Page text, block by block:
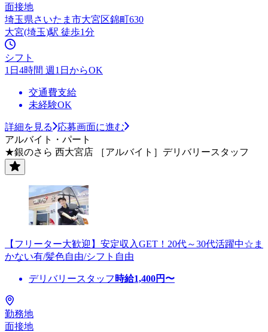
面接地
埼玉県さいたま市大宮区錦町630
大宮(埼玉)駅 徒歩1分
シフト
1日4時間 週1日からOK
交通費支給
未経験OK
詳細を見る
応募画面に進む
アルバイト・パート
★銀のさら 西大宮店 ［アルバイト］デリバリースタッフ
【フリーター大歓迎】安定収入GET！20代～30代活躍中☆ま
かない有/髪色自由/シフト自由
デリバリースタッフ 時給1,400円〜
勤務地
面接地